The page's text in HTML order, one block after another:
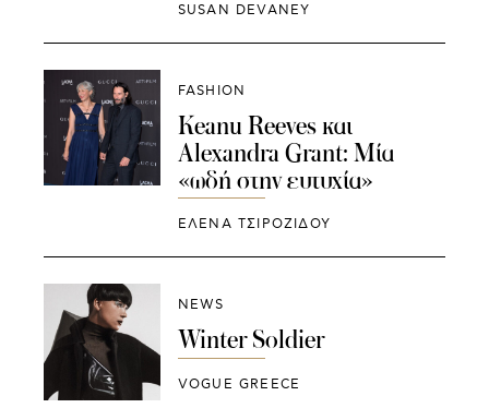
SUSAN DEVANEY
FASHION
Keanu Reeves και
Alexandra Grant: Μία
«ωδή στην ευτυχία»
ΈΛΕΝΑ ΤΣΙΡΟΖΊΔΟΥ
NEWS
Winter Soldier
VOGUE GREECE